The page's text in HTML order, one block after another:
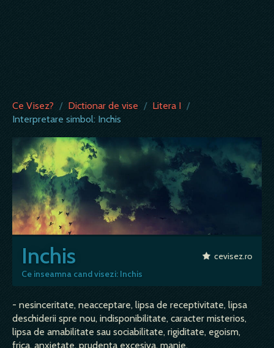
Ce Visez? / Dictionar de vise / Litera I /
Interpretare simbol: Inchis
Inchis
Ce inseamna cand visezi: Inchis
cevisez.ro
- nesinceritate, neacceptare, lipsa de receptivitate, lipsa
deschiderii spre nou, indisponibilitate, caracter misterios,
lipsa de amabilitate sau sociabilitate, rigiditate, egoism,
frica, anxietate, prudenta excesiva, manie.